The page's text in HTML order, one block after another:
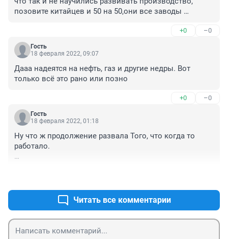
позовите китайцев и 50 на 50,они все заводы
+0 –0
Гость
18 февраля 2022, 09:07
Дааа надеятся на нефть, газ и другие недры. Вот
только всё это рано или позно
+0 –0
Гость
18 февраля 2022, 01:18
Ну что ж продолжение развала Того, что когда то
работало.
прочее подорожает готовьтесь .. авторефрижераторы
и логистические продуктовые центры и магазины
продуктовые увеличат цены.
Читать все комментарии